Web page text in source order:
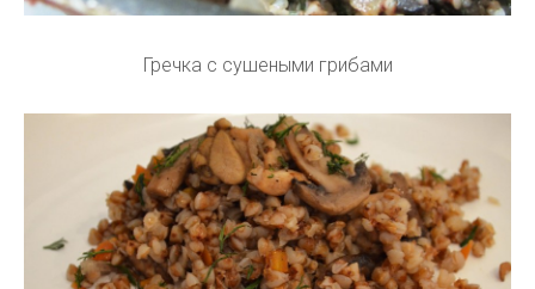
Гречка с сушеными грибами